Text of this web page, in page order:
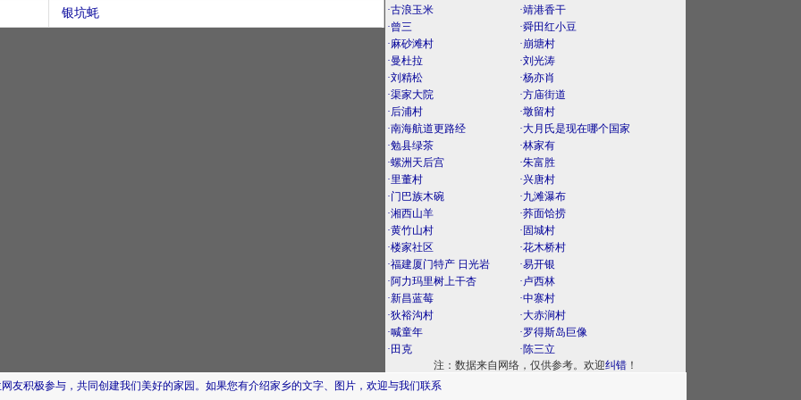
银坑蚝
·古浪玉米
·靖港香干
·曾三
·舜田红小豆
·麻砂滩村
·崩塘村
·曼杜拉
·刘光涛
·刘精松
·杨亦肖
·渠家大院
·方庙街道
·后浦村
·墩留村
·南海航道更路经
·大月氏是现在哪个国家
·勉县绿茶
·林家有
·螺洲天后宫
·朱富胜
·里董村
·兴唐村
·门巴族木碗
·九滩瀑布
·湘西山羊
·荞面饸捞
·黄竹山村
·固城村
·楼家社区
·花木桥村
·福建厦门特产 日光岩
·易开银
·阿力玛里树上干杏
·卢西林
·新昌蓝莓
·中寨村
·狄裕沟村
·大赤涧村
·喊童年
·罗得斯岛巨像
·田克
·陈三立
注：数据来自网络，仅供参考。欢迎纠错！
友积极参与，共同创建我们美好的家园。如果您有介绍家乡的文字、图片，欢迎与我们联系